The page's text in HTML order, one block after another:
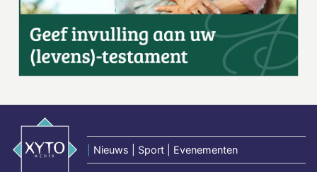
Nieuws | Sport | Evenementen